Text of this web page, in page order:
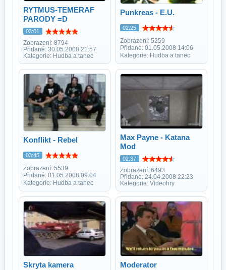
RYTMUS-TEMERAF
PARODY =D
03:01
Zobrazení: 8794
Přidané: 30.05.2008 21:57
Kategorie: Hudba a tanec
Punkreas - E.U.
02:25
Zobrazení: 5259
Přidané: 01.05.2008 14:06
Kategorie: Hudba a tanec
Konflikt - Rebel
03:45
Zobrazení: 5539
Přidané: 01.05.2008 09:04
Kategorie: Hudba a tanec
Max Payne - Katana
Mod
02:37
Zobrazení: 6493
Přidané: 24.04.2008 22:23
Kategorie: Videohry
Skryta kamera Moderator